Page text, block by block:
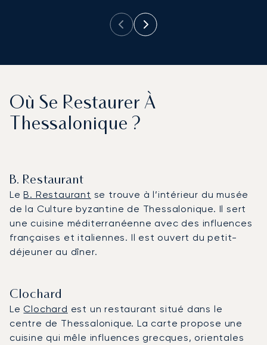
Où Se Restaurer À
Thessalonique ?
B. Restaurant
LeB. Restaurant se trouve à l’intérieur du musée
de la Culture byzantine de Thessalonique. Il sert
une cuisine méditerranéenne avec des influences
françaises et italiennes. Il est ouvert du petit-
déjeuner au dîner.
Clochard
LeClochard est un restaurant situé dans le
centre de Thessalonique. La carte propose une
cuisine qui mêle influences grecques, orientales